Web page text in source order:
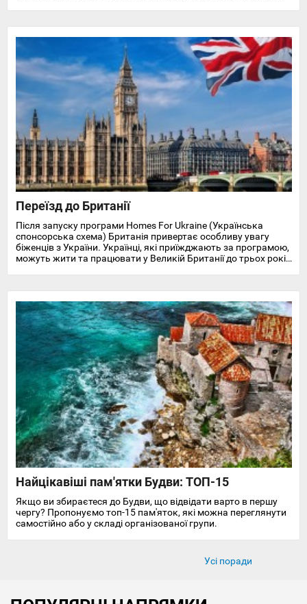
Червоного моря.
Переїзд до Британії
Після запуску програми Homes For Ukraine (Українська
спонсорська схема) Британія привертає особливу увагу
біженців з України. Українці, які приїжджають за програмою,
можуть жити та працювати у Великій Британії до трьох років
Найцікавіші пам'ятки Будви: ТОП-15
Якщо ви збираєтеся до Будви, що відвідати варто в першу
чергу? Пропонуємо топ-15 пам'яток, які можна переглянути
самостійно або у складі організованої групи.
Усі поради